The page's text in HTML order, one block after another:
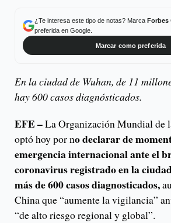
¿Te interesa este tipo de notas? Marca Forbes
preferida en Google.
Marcar como preferida
En la ciudad de Wuhan, de 11
hay 600 casos diagnósticados.
EFE –La Organización Mundial de
optó hoy por no declarar de
emergencia internacional ante el
coronavirus registrado en la
más de 600 casos diagnosticados,
China que “aumente la vigilancia”
“de alto riesgo regional y global”.